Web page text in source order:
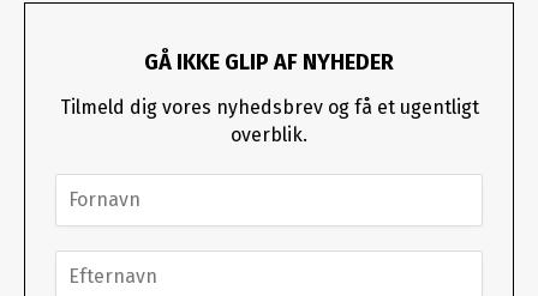
GÅ IKKE GLIP AF NYHEDER
Tilmeld dig vores nyhedsbrev og få et ugentligt
overblik.